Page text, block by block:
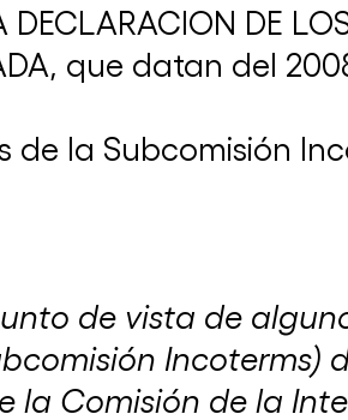
y la Corte Internacional de
una conferencia en la
DE
que datan del
de la Subcomisión
de vista de
Incoterms)
la Comisión de la